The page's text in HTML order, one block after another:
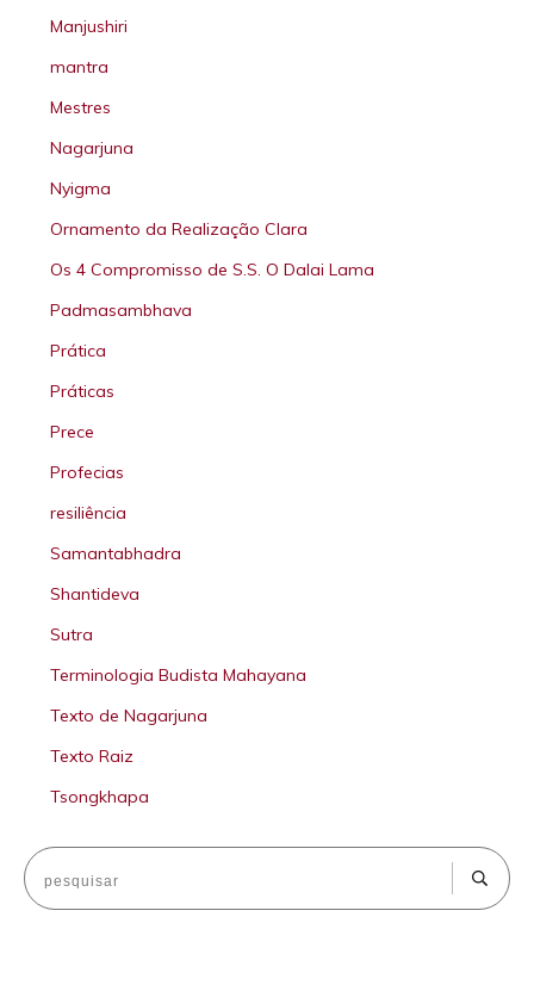
Manjushiri
mantra
Mestres
Nagarjuna
Nyigma
Ornamento da Realização Clara
Os 4 Compromisso de S.S. O Dalai Lama
Padmasambhava
Prática
Práticas
Prece
Profecias
resiliência
Samantabhadra
Shantideva
Sutra
Terminologia Budista Mahayana
Texto de Nagarjuna
Texto Raiz
Tsongkhapa